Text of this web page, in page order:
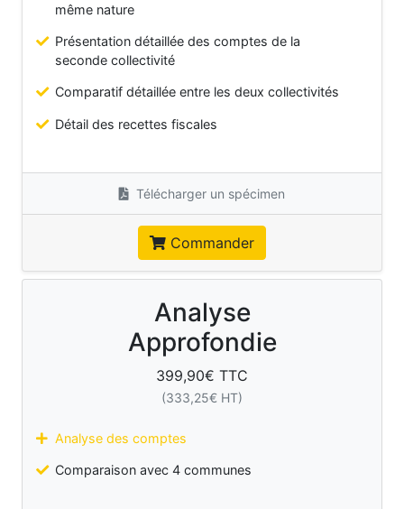
même nature
Présentation détaillée des comptes de la
seconde collectivité
Comparatif détaillée entre les deux collectivités
Détail des recettes fiscales
Télécharger un spécimen
Commander
Analyse
Approfondie
399,90€ TTC
(333,25€ HT)
Analyse des comptes
Comparaison avec 4 communes